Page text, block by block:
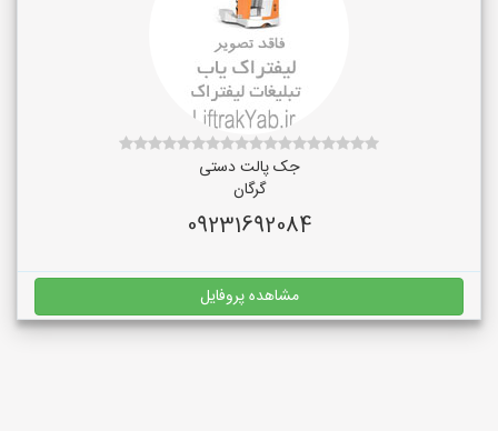
جک پالت دستی
گرگان
09231692084
مشاهده پروفایل